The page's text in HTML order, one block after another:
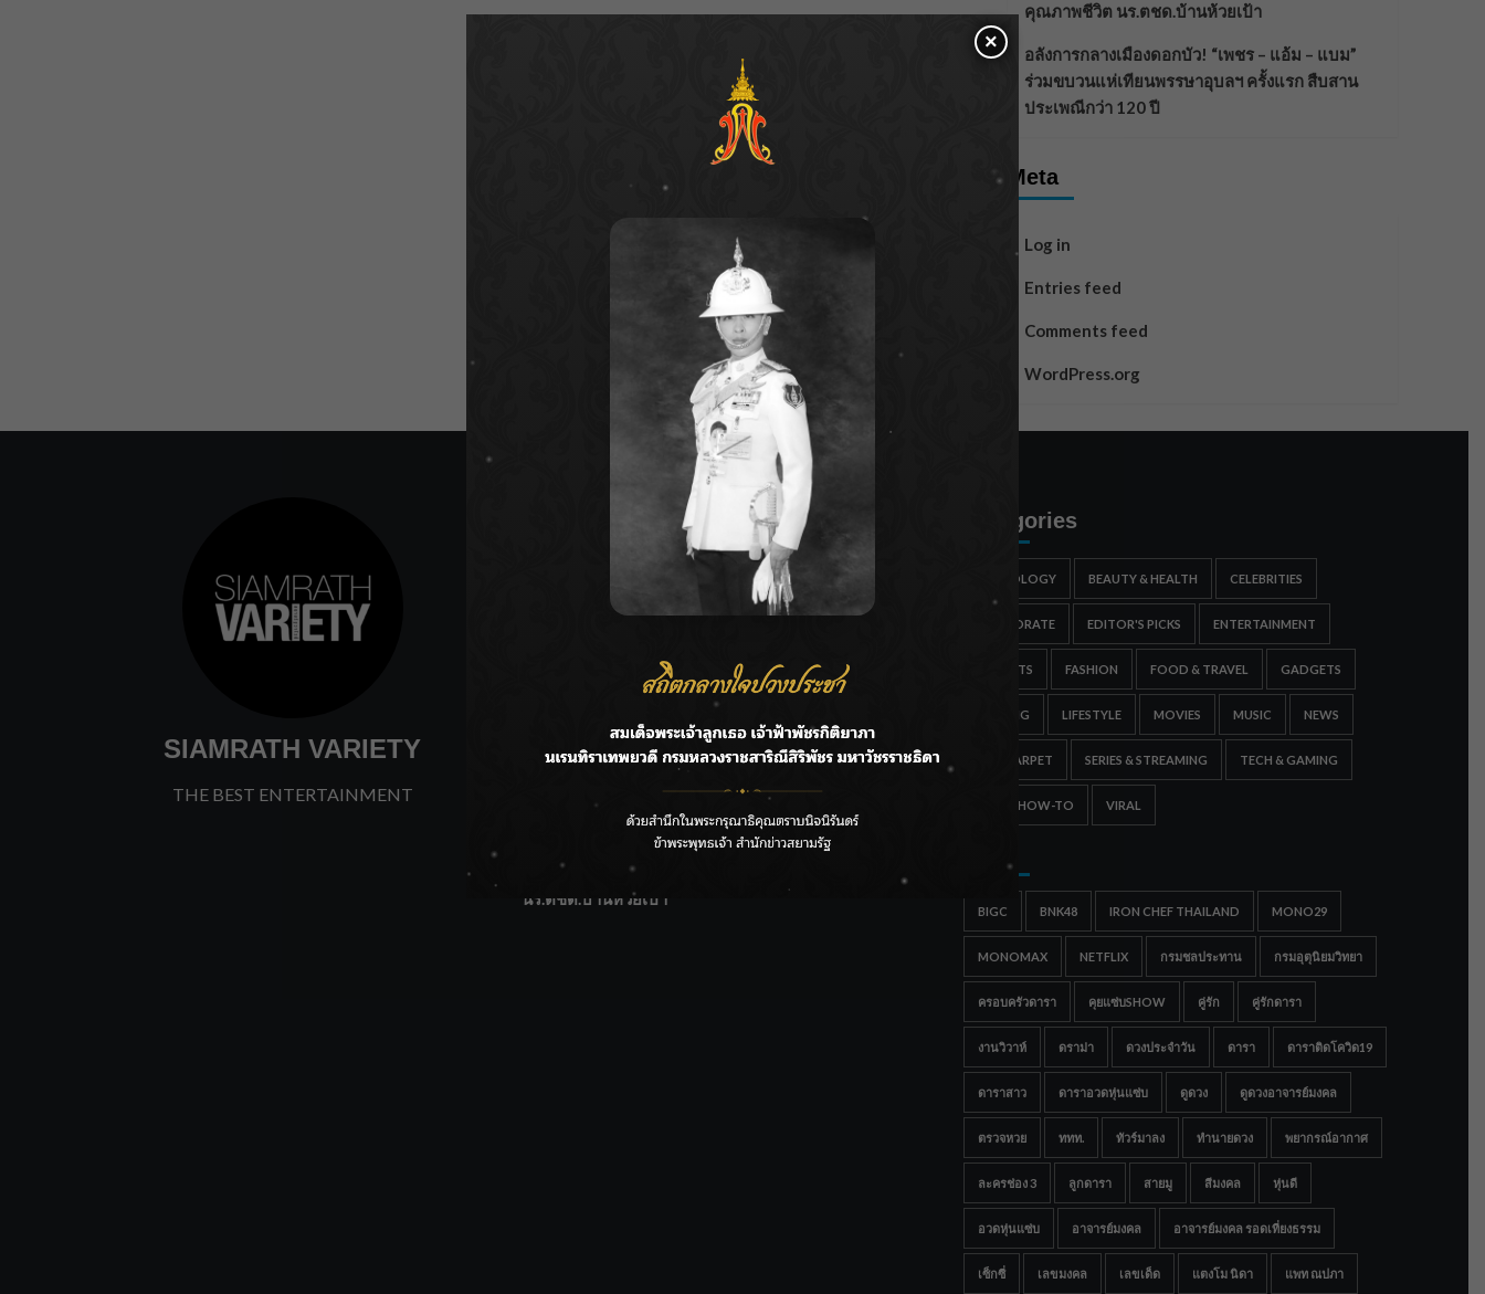
คุณภาพชีวิต นร.ตชด.บ้านห้วยเป้า
อลังการกลางเมืองดอกบัว! “เพชร – แอ้ม – แบม”
ร่วมขบวนแห่เทียนพรรษาอุบลฯ ครั้งแรก สืบสาน
ประเพณีกว่า 120 ปี
Meta
Log in
Entries feed
Comments feed
WordPress.org
SIAMRATH VARIETY
THE BEST ENTERTAINMENT
ลุยไม่หยุด!! กรมชลฯ เร่งเคลียร์ผักตบชวา-ติดตั้งเครื่องสูบน้ำ
Malaysia พร้อมโชว์สุดประทับใจ
“สุริยะ” สั่งกรมชลฯ เฝ้าระวังน้ำ 24 ชม. รับมือฝนสิงหาคม
บริหารเชิงรุกลดเสี่ยงน้ำท่วม
เปิดตัวซิงเกิลเดบิวต์ “CGM48” รุ่นที่ 5 “รถไฟแห่งความหวัง”
แฟนคลับส่งกำลังใจแน่น! ณ เซ็นทรัลเชียงใหม่ แอร์พอร์ต
จากดอยห่างไกลสู่คลังโปรตีนสัตว์น้ำ ยกระดับคุณภาพชีวิต
นร.ตชด.บ้านห้วยเป้า
Categories
ASTROLOGY BEAUTY & HEALTH CELEBRITIES
CORPORATE EDITOR'S PICKS ENTERTAINMENT
ESPORTS FASHION FOOD & TRAVEL GADGETS
GAMING LIFESTYLE MOVIES MUSIC NEWS
RED CARPET SERIES & STREAMING TECH & GAMING
TIPS & HOW-TO VIRAL
BIGC BNK48 IRON CHEF THAILAND MONO29
MONOMAX NETFLIX กรมชลประทาน กรมอุตุนิยมวิทยา
ครอบครัวดารา คุยแซ่บSHOW คู่รัก คู่รักดารา
งานวิวาห์ ดราม่า ดวงประจำวัน ดารา ดาราติดโควิด19
ดาราสาว ดาราอวดหุ่นแซ่บ ดูดวง ดูดวงอาจารย์มงคล
ตรวจหวย ททท. ทัวร์มาลง ทำนายดวง พยากรณ์อากาศ
ละครช่อง 3 ลูกดารา สายมู สีมงคล หุ่นดี
อวดหุ่นแซ่บ อาจารย์มงคล อาจารย์มงคล รอดเที่ยงธรรม
เซ็กซี่ เลขมงคล เลขเด็ด แตงโม นิดา แพท ณปภา
×